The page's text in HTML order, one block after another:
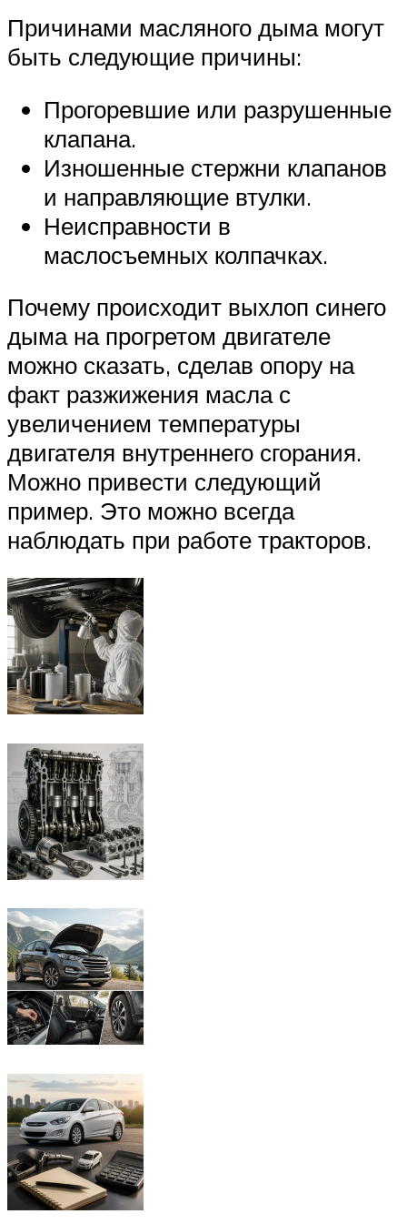
Причинами масляного дыма могут
быть следующие причины:
Прогоревшие или разрушенные
клапана.
Изношенные стержни клапанов
и направляющие втулки.
Неисправности в
маслосъемных колпачках.
Почему происходит выхлоп синего
дыма на прогретом двигателе
можно сказать, сделав опору на
факт разжижения масла с
увеличением температуры
двигателя внутреннего сгорания.
Можно привести следующий
пример. Это можно всегда
наблюдать при работе тракторов.